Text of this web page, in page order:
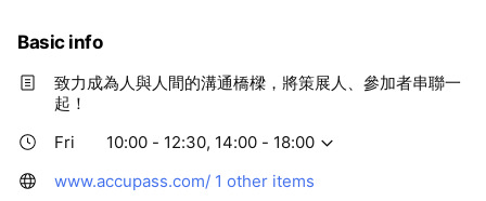
Basic info
致力成為人與人間的溝通橋樑，將策展人、參加者串聯一
起！
Fri
10:00 - 12:30, 14:00 - 18:00
www.accupass.com/ 1 other items